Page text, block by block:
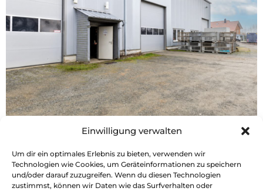
Einwilligung verwalten
Um dir ein optimales Erlebnis zu bieten, verwenden wir
Technologien wie Cookies, um Geräteinformationen zu speichern
und/oder darauf zuzugreifen. Wenn du diesen Technologien
zustimmst, können wir Daten wie das Surfverhalten oder
LAGER- UND BETRIEBSHALLE IN